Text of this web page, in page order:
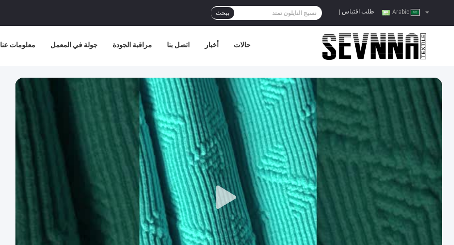
طلب اقتباس يبحث
معلومات عنا جولة في المعمل مراقبة الجودة اتصل بنا أخبار حالات